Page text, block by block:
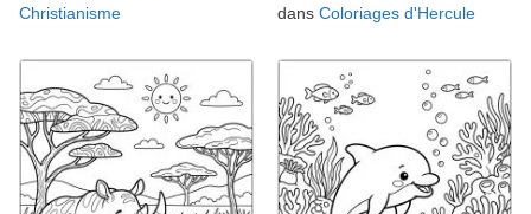
Christianisme
dans Coloriages d'Hercule